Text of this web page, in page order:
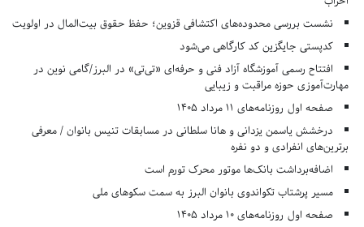
نشست بررسی محدوده‌های اکتشافی قزوین؛ حفظ حقوق بیت‌المال در اولویت
کدپستی جایگزین کد کارگاهی می‌شود
افتتاح رسمی آموزشگاه آزاد فنی و حرفه‌ای «تی‌تی» در البرز/گامی نوین در
مهارت‌آموزی حوزه مراقبت و زیبایی
صفحه اول روزنامه‌های 11 مرداد 1405
درخشش یاسمن یزدانی و هانا سلطانی در مسابقات تنیس بانوان / معرفی
برترین‌های انفرادی و دو نفره
اضافه‌برداشت بانک‌ها موتور محرک تورم است
مسیر پرشتاب تکواندوی بانوان البرز به سمت سکوهای ملی
صفحه اول روزنامه‌های 10 مرداد 1405